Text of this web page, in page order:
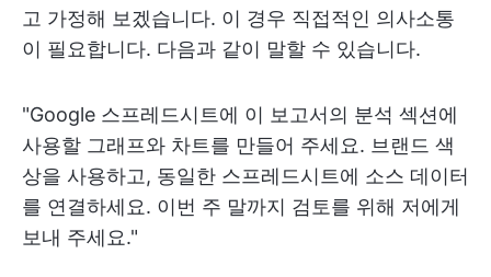
고 가정해 보겠습니다. 이 경우 직접적인 의사소통
이 필요합니다. 다음과 같이 말할 수 있습니다.
"Google 스프레드시트에 이 보고서의 분석 섹션에
사용할 그래프와 차트를 만들어 주세요. 브랜드 색
상을 사용하고, 동일한 스프레드시트에 소스 데이터
를 연결하세요. 이번 주 말까지 검토를 위해 저에게
보내 주세요."